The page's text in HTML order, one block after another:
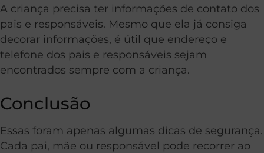
A criança precisa ter informações de contato dos
pais e responsáveis. Mesmo que ela já consiga
decorar informações, é útil que endereço e
telefone dos pais e responsáveis sejam
encontrados sempre com a criança.
Conclusão
Essas foram apenas algumas dicas de segurança.
Cada pai, mãe ou responsável pode recorrer ao